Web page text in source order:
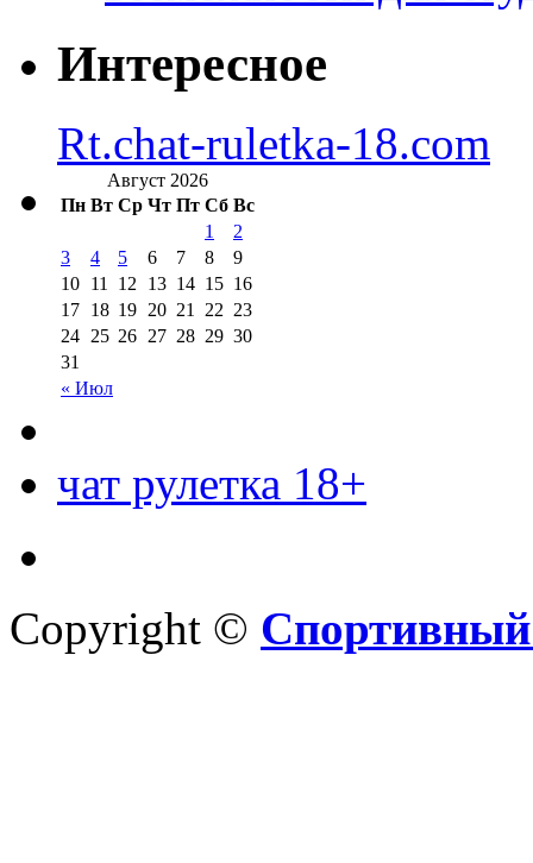
Интересное
Rt.chat-ruletka-18.com
Август 2026
Пн Вт Ср Чт Пт Сб Вс
« Июл
1
2
3
4 5 6 7 8
9
10 11 12 13 14 15 16
17 18 19 20 21 22 23
24 25 26 27 28 29 30
31
чат рулетка 18+
Copyright © Спортивный